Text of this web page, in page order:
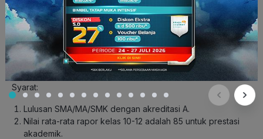
potensi akademik dan tes psikologi). Siswa dinilai
berdasarkan catatan prestasi akademik dan non akademik
selama menempuh pendidikan menengah atas.
Pelamar dapat memilih salah satu dari SMART Mills atau
SMART Agro.
Syarat:
Lulusan SMA/MA/SMK dengan akreditasi A.
Nilai rata-rata rapor kelas 10-12 adalah 85 untuk prestasi
akademik.